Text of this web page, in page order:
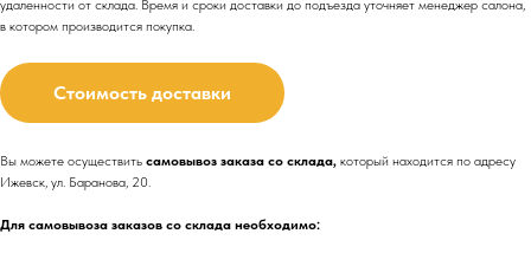
удаленности от склада. Время и сроки доставки до подъезда уточняет менеджер салона,
в котором производится покупка.
Стоимость доставки
Вы можете осуществить самовывоз заказа со склада, который находится по адресу
Ижевск, ул. Баранова, 20.
Для самовывоза заказов со склада необходимо: